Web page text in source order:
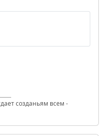
созданьям всем -